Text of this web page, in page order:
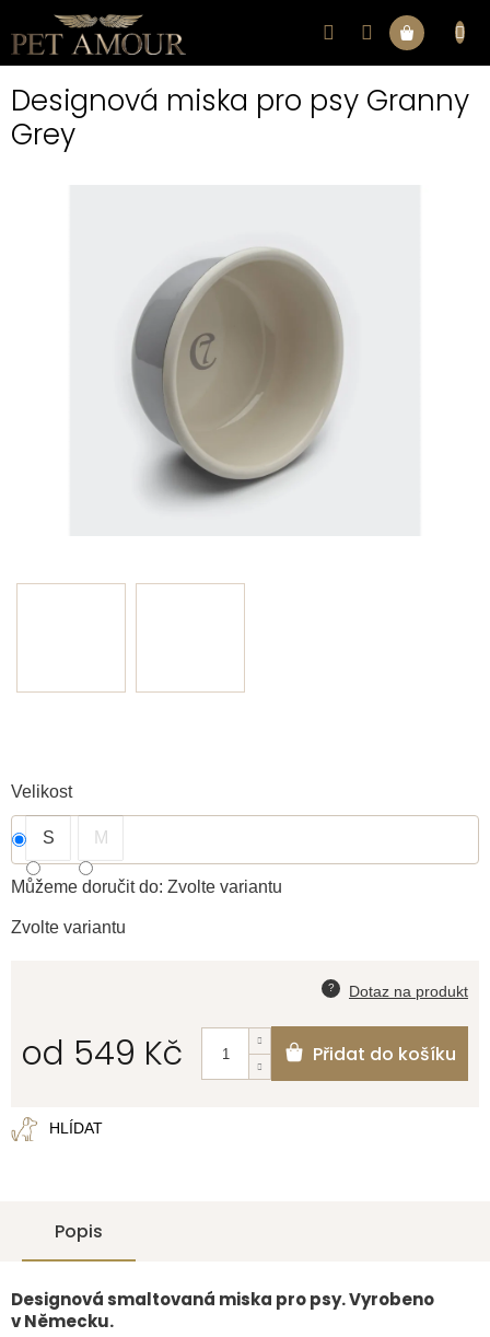
obsah
Nákupní
košík
Designová miska pro psy Granny
Grey
Zvolte variantu
Velikost
S M
Můžeme doručit do: Zvolte variantu
od 549 Kč Přidat do košíku
HLÍDAT
Popis
Designová smaltovaná miska pro psy. Vyrobeno
v Německu.